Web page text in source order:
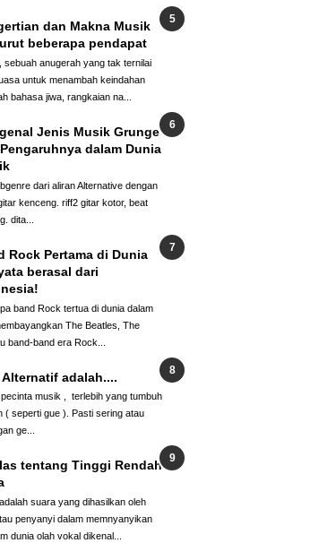
dan Makna Musik
beberapa pendapat
sebuah anugerah yang tak ternilai
untuk menambah keindahan
bahasa jiwa, rangkaian na...
Jenis Musik Grunge
dalam Dunia
dari aliran Alternative dengan
kenceng. riff2 gitar kotor, beat
dita...
Rock Pertama di Dunia
berasal dari
band Rock tertua di dunia dalam
The Beatles, The
band-band era Rock...
adalah....
musik , terlebih yang tumbuh
( seperti gue ). Pasti sering atau
ge...
tentang Tinggi Rendah
suara yang dihasilkan oleh
penyanyi dalam memnyanyikan
dunia olah vokal dikenal...